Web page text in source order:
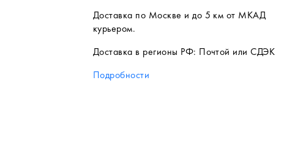
Доставка по Москве и до 5 км от МКАД
курьером.
Доставка в регионы РФ: Почтой или СДЭК
Подробности